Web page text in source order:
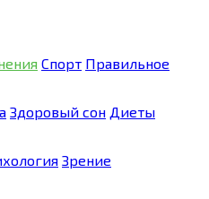
Спорт Правильное
Здоровый сон Диеты
Зрение